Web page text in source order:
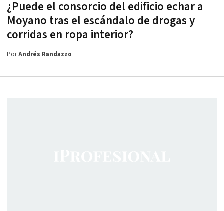
¿Puede el consorcio del edificio echar a
Moyano tras el escándalo de drogas y
corridas en ropa interior?
PorAndrés Randazzo